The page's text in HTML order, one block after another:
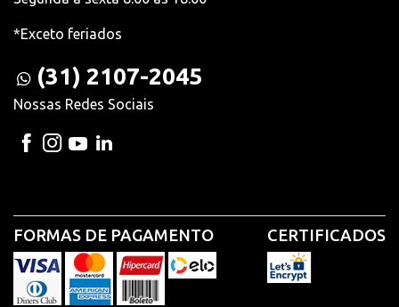
*Exceto feriados
(31) 2107-2045
Nossas Redes Sociais
FORMAS DE PAGAMENTO CERTIFICADOS